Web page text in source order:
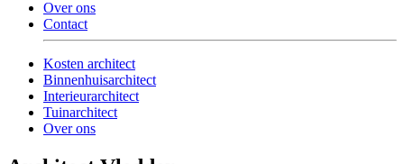
Over ons
Contact
Kosten architect
Binnenhuisarchitect
Interieurarchitect
Tuinarchitect
Over ons